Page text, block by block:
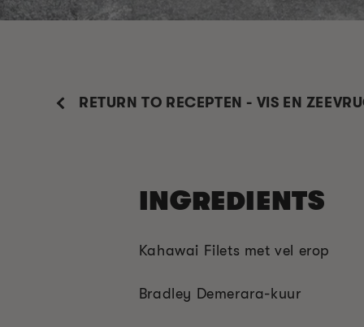
RETURN TO RECEPTEN - VIS EN
INGREDIENTS
Kahawai Filets met vel erop
Bradley Demerara-kuur